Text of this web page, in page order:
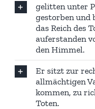
gelitten unter
gestorben und
das Reich des
auferstanden
den Himmel.
Er sitzt zur
allmächtigen
kommen, zu
Toten.